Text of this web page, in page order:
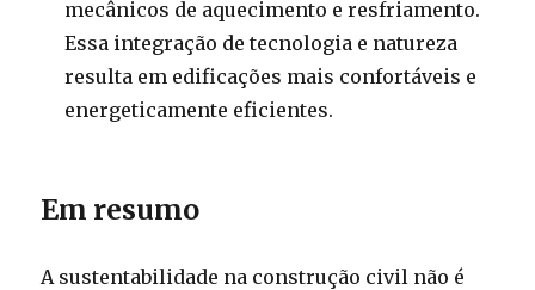
mecânicos de aquecimento e resfriamento.
Essa integração de tecnologia e natureza
resulta em edificações mais confortáveis e
energeticamente eficientes.
Em resumo
A sustentabilidade na construção civil não é